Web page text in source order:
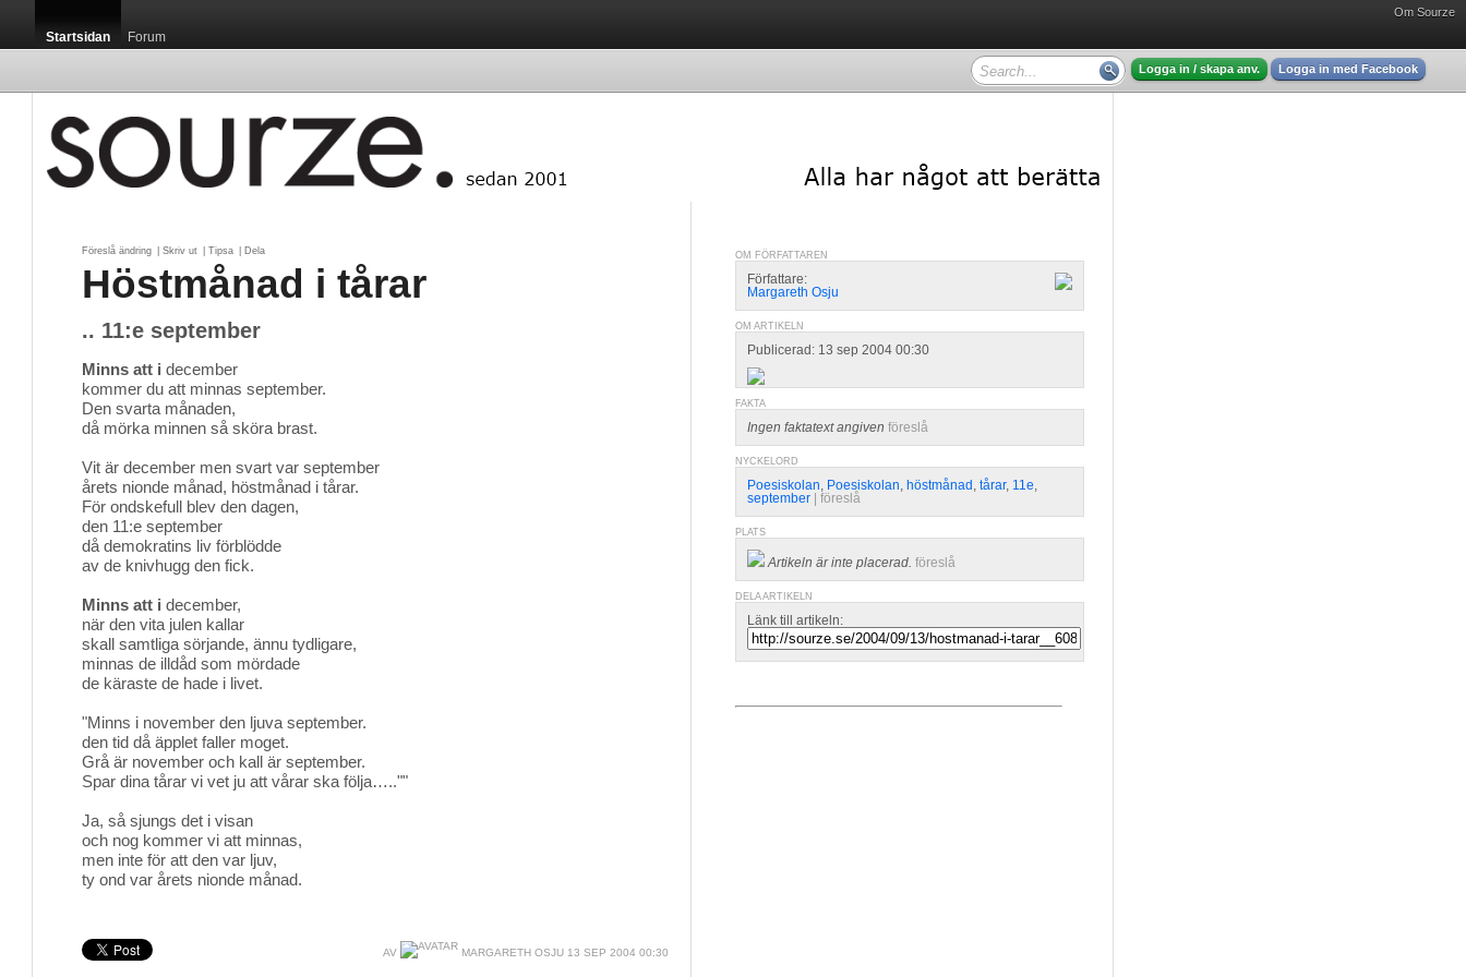
Om Sourze
Startsidan Forum
Logga in / skapa anv. Logga in med Facebook
Föreslå ändring Skriv ut Tipsa Dela
Höstmånad i tårar
.. 11:e september
Minns att i december
kommer du att minnas september.
Den svarta månaden,
då mörka minnen så sköra brast.
Vit är december men svart var september
årets nionde månad, höstmånad i tårar.
För ondskefull blev den dagen,
den 11:e september
då demokratins liv förblödde
av de knivhugg den fick.
Minns att i december,
när den vita julen kallar
skall samtliga sörjande, ännu tydligare,
minnas de illdåd som mördade
de käraste de hade i livet.
"Minns i november den ljuva september.
den tid då äpplet faller moget.
Grå är november och kall är september.
Spar dina tårar vi vet ju att vårar ska följa…..""
Ja, så sjungs det i visan
och nog kommer vi att minnas,
men inte för att den var ljuv,
ty ond var årets nionde månad.
AV MARGARETH OSJU 13 SEP 2004 00:30
OM FÖRFATTAREN
Författare:
Margareth Osju
OM ARTIKELN
Publicerad: 13 sep 2004 00:30
FAKTA
Ingen faktatext angiven föreslå
NYCKELORD
Poesiskolan, Poesiskolan, höstmånad , tårar, 11e,
september
föreslå
PLATS
Artikeln är inte placerad. föreslå
DELA ARTIKELN
Länk till artikeln: